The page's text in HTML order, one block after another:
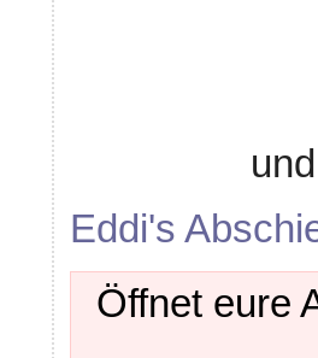
Eddi's
Öffnet eure